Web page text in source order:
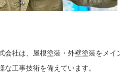
会社は、屋根塗装・外壁塗装をメ
工事技術を備えています。